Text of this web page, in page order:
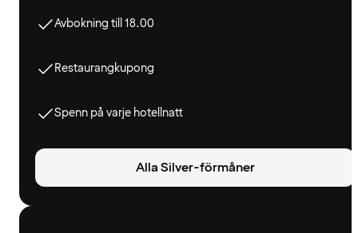
Avbokning till 18.00
Restaurangkupong
Spenn på varje hotellnatt
Alla Silver-förmåner